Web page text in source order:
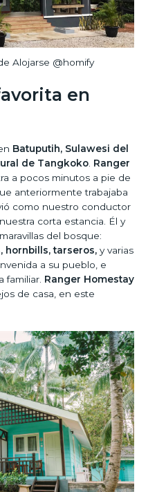
Alojarse @homify
en
Batuputih, Sulawesi del
de Tangkoko Ranger
a pocos minutos a pie de
anteriormente trabajaba
como nuestro conductor
corta estancia. Él y
del bosque:
hornbills, tarseros, y varias
a su pueblo, e
familiar. Ranger Homestay
de casa, en este